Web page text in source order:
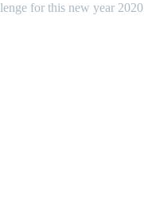
for this new year